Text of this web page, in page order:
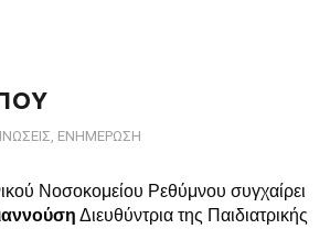
, ΕΝΗΜΕΡΩΣΗ
Νοσοκομείου Ρεθύμνου συγχαίρει
Διευθύντρια της Παιδιατρικής